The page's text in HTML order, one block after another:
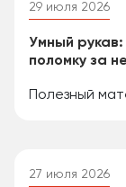
29 июля 2026
Умный
поломку за
Полезный
27 июля 2026